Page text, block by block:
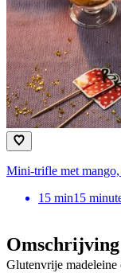
Mini-trifle met
15 min15
Omschrijving
Glutenvrije madeleine